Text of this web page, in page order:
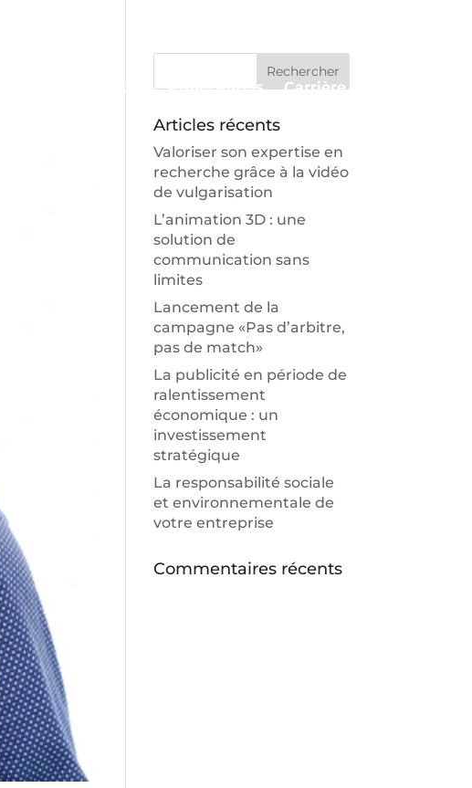
Approche Publications Carrière
Articles récents
Valoriser son expertise en
recherche grâce à la vidéo
de vulgarisation
L’animation 3D : une
solution de
communication sans
limites
Lancement de la
campagne «Pas d’arbitre,
pas de match»
La publicité en période de
ralentissement
économique : un
investissement
stratégique
La responsabilité sociale
et environnementale de
votre entreprise
Commentaires récents